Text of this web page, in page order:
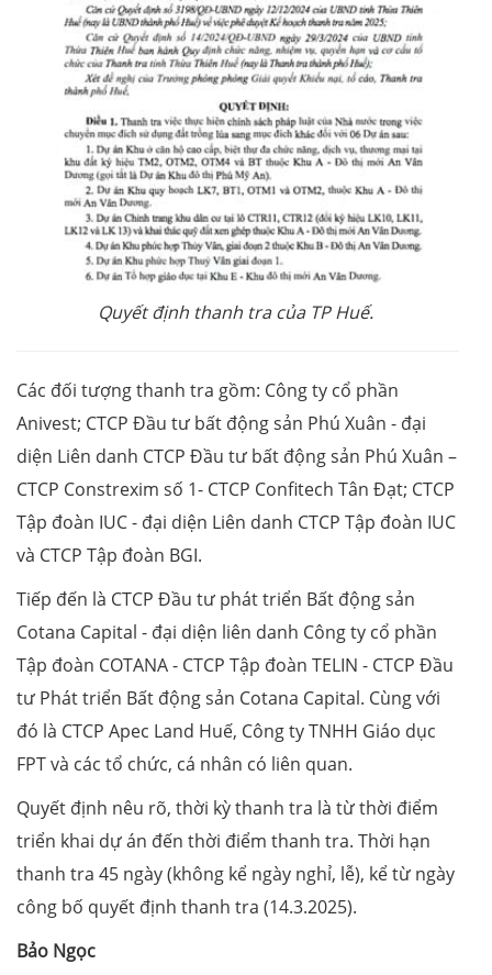
Quyết định thanh tra của TP Huế.
Các đối tượng thanh tra gồm: Công ty cổ phần
Anivest; CTCP Đầu tư bất động sản Phú Xuân - đại
diện Liên danh CTCP Đầu tư bất động sản Phú Xuân –
CTCP Constrexim số 1- CTCP Confitech Tân Đạt; CTCP
Tập đoàn IUC - đại diện Liên danh CTCP Tập đoàn IUC
và CTCP Tập đoàn BGI.
Tiếp đến là CTCP Đầu tư phát triển Bất động sản
Cotana Capital - đại diện liên danh Công ty cổ phần
Tập đoàn COTANA - CTCP Tập đoàn TELIN - CTCP Đầu
tư Phát triển Bất động sản Cotana Capital. Cùng với
đó là CTCP Apec Land Huế, Công ty TNHH Giáo dục
FPT và các tổ chức, cá nhân có liên quan.
Quyết định nêu rõ, thời kỳ thanh tra là từ thời điểm
triển khai dự án đến thời điểm thanh tra. Thời hạn
thanh tra 45 ngày (không kể ngày nghỉ, lễ), kể từ ngày
công bố quyết định thanh tra (14.3.2025).
Bảo Ngọc